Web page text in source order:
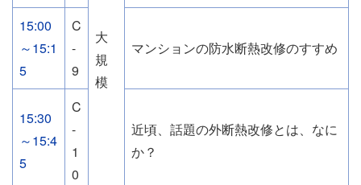
大
規
模
15:00
～15:1
5
C
-
9
マンションの防水断熱改修のすすめ
15:30
～15:4
5
C
-
1
0
近頃、話題の外断熱改修とは、なに
か？